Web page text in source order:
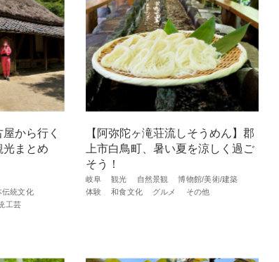
から行く
まとめ
伝統文化
工芸
【阿弥陀ヶ滝荘流しそうめん】郡
上市白鳥町、暑い夏を涼しく過ご
そう！
岐阜 観光 自然景観
博物館/美術/建築
体験
和食文化 グルメ その他